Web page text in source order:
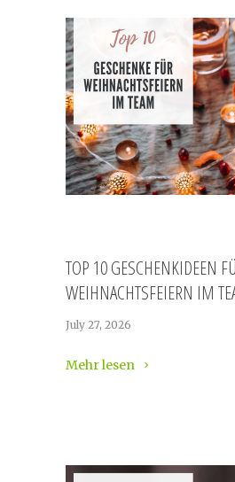
TOP 10 GESCHENKIDEEN
WEIHNACHTSFEIERN IM
July 27, 2026
Mehr lesen